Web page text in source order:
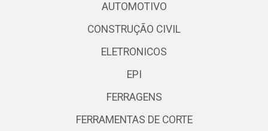
AUTOMOTIVO
CONSTRUÇÃO CIVIL
ELETRONICOS
EPI
FERRAGENS
FERRAMENTAS DE CORTE